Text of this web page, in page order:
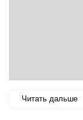
Читать дальше